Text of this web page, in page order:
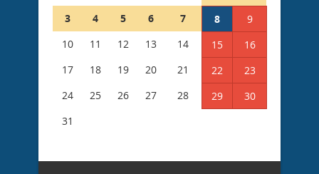
3
4 5 6 7 8
9
10
11 12 13 14 15
16
17
18 19 20 21 22
23
24
25 26 27 28 29
30
31